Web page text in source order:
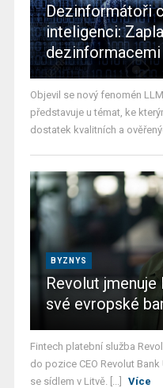
Dezinformátoři
inteligenci:
Objevil se nový fenomén
představuje u témat, ke
dostatek kvalitních a
BYZNYS
Revolut jmenuje
své evropské
Fintech platební služba
do pozice CEO Revolut
se sídlem v Litvě. [...]
Více